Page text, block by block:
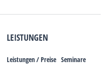
LEISTUNGEN
Leistungen / Preise Seminare